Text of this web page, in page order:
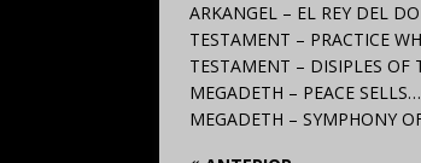
ARKANGEL – EL REY DEL
TESTAMENT – PRACTICE
TESTAMENT – DISIPLES OF
MEGADETH – PEACE
MEGADETH – SYMPHONY